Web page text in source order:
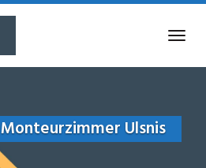
Monteurzimmer Ulsnis